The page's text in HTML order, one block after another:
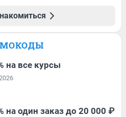
на все курсы
на один заказ до 20 000 ₽